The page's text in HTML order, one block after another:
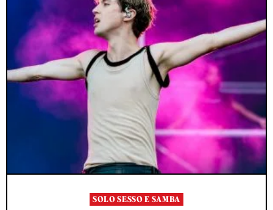
SOLO SESSO E SAMBA